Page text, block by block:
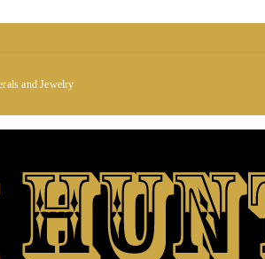
and Jewelry